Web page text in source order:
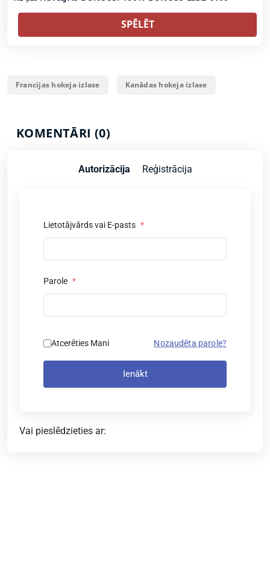
SPĒLĒT
Francijas hokeja izlase Kanādas hokeja izlase
KOMENTĀRI (0)
Autorizācija Reģistrācija
Lietotājvārds vai E-pasts *
Parole *
Atcerēties Mani Nozaudēta parole?
Ienākt
Vai pieslēdzieties ar: